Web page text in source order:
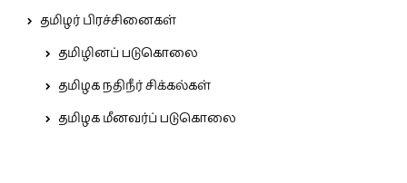
தமிழர் பிரச்சினைகள்
தமிழினப் படுகொலை
தமிழக நதிநீர் சிக்கல்கள்
தமிழக மீனவர்ப் படுகொலை